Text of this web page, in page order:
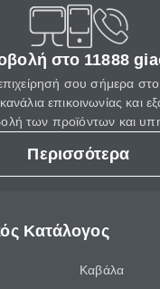
στο 11888
σου σήμερα
επικοινωνίας και
των προϊόντων και
Περισσότερα
Κατάλογος
Καβάλα